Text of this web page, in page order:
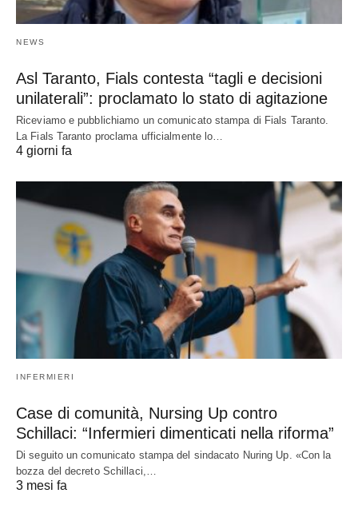
NEWS
Asl Taranto, Fials contesta “tagli e decisioni
unilaterali”: proclamato lo stato di agitazione
Riceviamo e pubblichiamo un comunicato stampa di Fials Taranto.
La Fials Taranto proclama ufficialmente lo…
4 giorni fa
INFERMIERI
Case di comunità, Nursing Up contro
Schillaci: “Infermieri dimenticati nella riforma”
Di seguito un comunicato stampa del sindacato Nuring Up. «Con la
bozza del decreto Schillaci,…
3 mesi fa